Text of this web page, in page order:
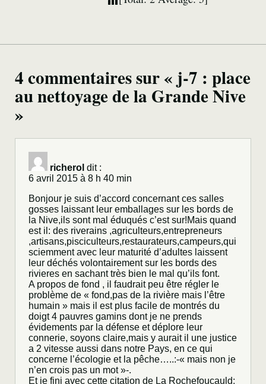
4 commentaires sur « j-7 : place
au nettoyage de la Grande Nive
»
richerol dit :
6 avril 2015 à 8 h 40 min
Bonjour je suis d’accord concernant ces salles
gosses laissant leur emballages sur les bords de
la Nive,ils sont mal éduqués c’est sur!Mais quand
est il: des riverains ,agriculteurs,entrepreneurs
,artisans,pisciculteurs,restaurateurs,campeurs,qui
sciemment avec leur maturité d’adultes laissent
leur déchés volontairement sur les bords des
rivieres en sachant très bien le mal qu’ils font.
A propos de fond , il faudrait peu être régler le
problème de « fond,pas de la rivière mais l’être
humain » mais il est plus facile de montrés du
doigt 4 pauvres gamins dont je ne prends
évidements par la défense et déplore leur
connerie, soyons claire,mais y aurait il une justice
a 2 vitesse aussi dans notre Pays, en ce qui
concerne l’écologie et la pêche…..:-« mais non je
n’en crois pas un mot »-.
Et je fini avec cette citation de La Rochefoucauld: